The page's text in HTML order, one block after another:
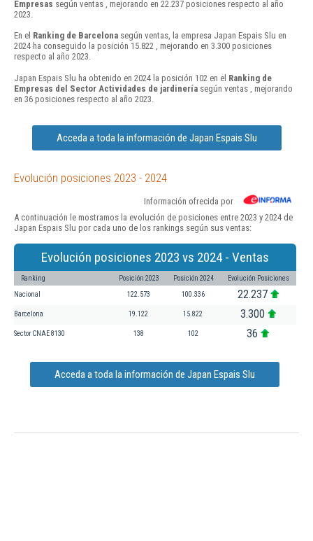
Empresas según ventas , mejorando en 22.237 posiciones respecto al año
2023.
En el Ranking de Barcelona según ventas, la empresa Japan Espais Slu en
2024 ha conseguido la posición 15.822 , mejorando en 3.300 posiciones
respecto al año 2023.
Japan Espais Slu ha obtenido en 2024 la posición 102 en el Ranking de
Empresas del Sector Actividades de jardinería según ventas , mejorando
en 36 posiciones respecto al año 2023.
Acceda a toda la información de Japan Espais Slu
Evolución posiciones 2023 - 2024
Información ofrecida por
A continuación le mostramos la evolución de posiciones entre 2023 y 2024 de
Japan Espais Slu por cada uno de los rankings según sus ventas:
Evolución posiciones 2023 vs 2024 - Ventas
Ranking Posición 2023 Posición 2024 Evolución Posiciones
Nacional 122.573 100.336 22.237
Barcelona 19.122 15.822 3.300
Sector CNAE 8130 138 102 36
Acceda a toda la información de Japan Espais Slu